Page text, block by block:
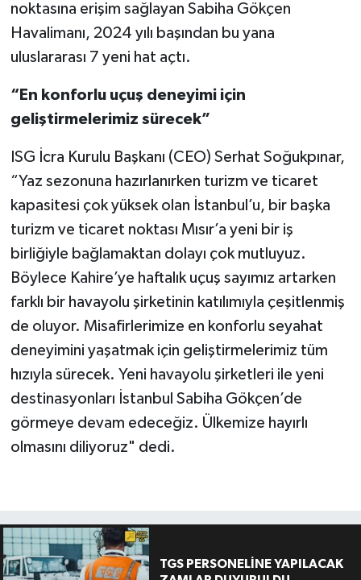
noktasına erişim sağlayan Sabiha Gökçen
Havalimanı, 2024 yılı başından bu yana
uluslararası 7 yeni hat açtı.
“En konforlu uçuş deneyimi için
geliştirmelerimiz sürecek”
ISG İcra Kurulu Başkanı (CEO) Serhat Soğukpınar,
“Yaz sezonuna hazırlanırken turizm ve ticaret
kapasitesi çok yüksek olan İstanbul’u, bir başka
turizm ve ticaret noktası Mısır’a yeni bir iş
birliğiyle bağlamaktan dolayı çok mutluyuz.
Böylece Kahire’ye haftalık uçuş sayımız artarken
farklı bir havayolu şirketinin katılımıyla çeşitlenmiş
de oluyor. Misafirlerimize en konforlu seyahat
deneyimini yaşatmak için geliştirmelerimiz tüm
hızıyla sürecek. Yeni havayolu şirketleri ile yeni
destinasyonları İstanbul Sabiha Gökçen’de
görmeye devam edeceğiz. Ülkemize hayırlı
olmasını diliyoruz" dedi.
TGS PERSONELİNE YAPILACAK